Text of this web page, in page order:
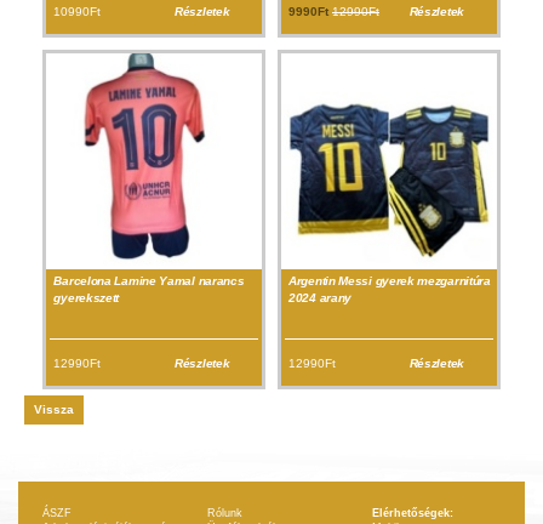
10990Ft Részletek 9990Ft 12990Ft Részletek
Barcelona Lamine Yamal narancs
gyerekszett
12990Ft Részletek
Argentin Messi gyerek mezgarnitúra
2024 arany
12990Ft Részletek
Vissza
ÁSZF
Rólunk
Elérhetőségek: